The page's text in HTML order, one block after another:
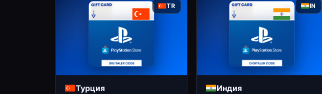
TR
Турция
IN
Индия